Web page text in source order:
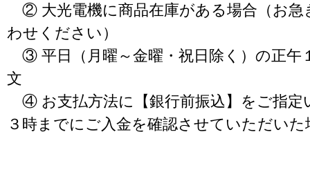
② 大光電機に商品在庫がある場合（お急
わせください）
③ 平日（月曜～金曜・祝日除く）の正午
文
④ お支払方法に【銀行前振込】をご指定
３時までにご入金を確認させていただいた